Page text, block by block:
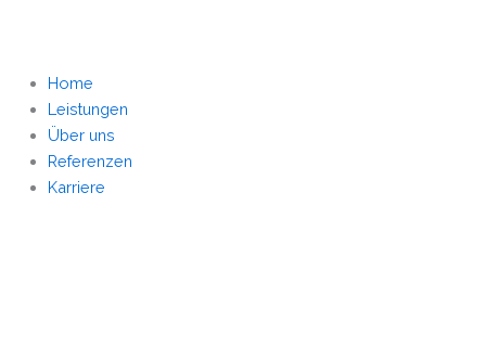
Home
Leistungen
Über uns
Referenzen
Karriere